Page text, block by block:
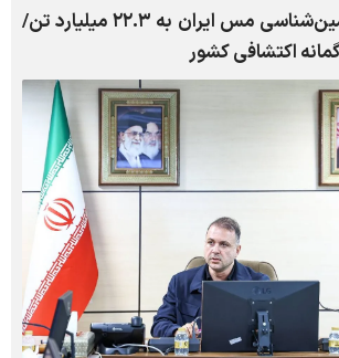
افزایش منابع زمین‌شناسی مس ایران به ۲۲.۳ میلیارد تن/
اکتشافی کشور